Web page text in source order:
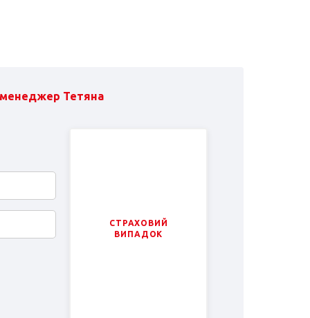
Тетяна
СТРАХОВИЙ
ВИПАДОК